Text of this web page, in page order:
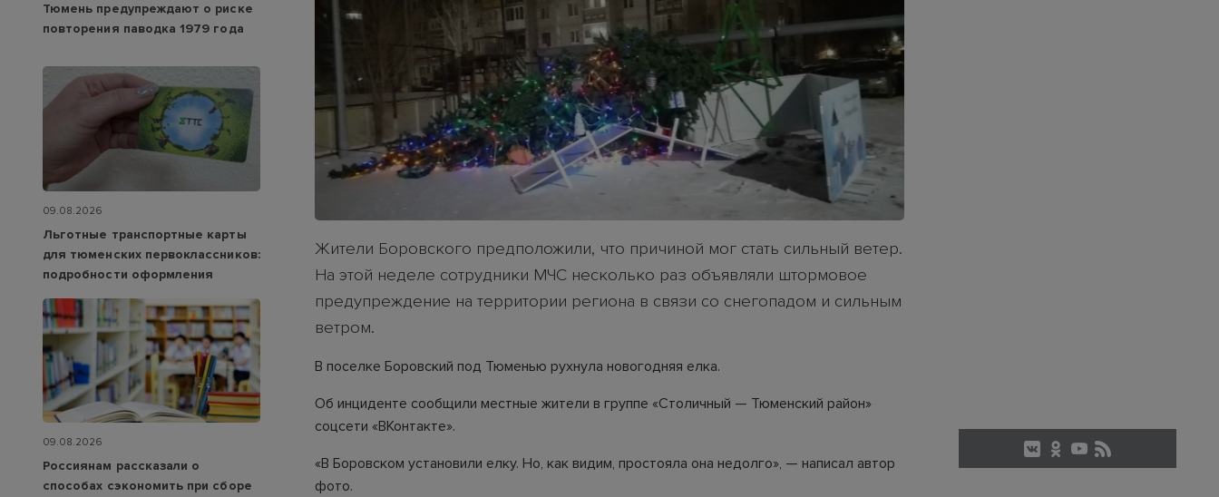
Жители Боровского предположили, что причиной мог стать сильный ветер.
На этой неделе сотрудники МЧС несколько раз объявляли штормовое
предупреждение на территории региона в связи со снегопадом и сильным
ветром.
В поселке Боровский под Тюменью рухнула новогодняя елка.
Об инциденте сообщили местные жители в группе «Столичный — Тюменский район»
соцсети «ВКонтакте».
«В Боровском установили елку. Но, как видим, простояла она недолго», — написал автор
фото.
Тюмень предупреждают о риске
повторения паводка 1979 года
09.08.2026
Льготные транспортные карты
для тюменских первоклассников:
подробности оформления
09.08.2026
Россиянам рассказали о
способах сэкономить при сборе